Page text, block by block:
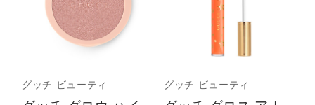
グッチ ビューティ グッチ ビューティ